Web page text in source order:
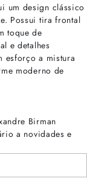
um design clássico
Possui tira frontal
toque de
e detalhes
esforço a mistura
moderno de
Birman
a novidades e